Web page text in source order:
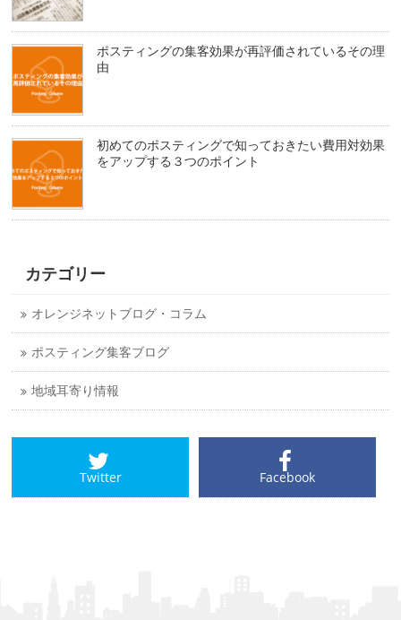
ポスティングの集客効果が再評価されているその理
由
初めてのポスティングで知っておきたい費用対効果
をアップする３つのポイント
カテゴリー
オレンジネットブログ・コラム
ポスティング集客ブログ
地域耳寄り情報
Twitter Facebook